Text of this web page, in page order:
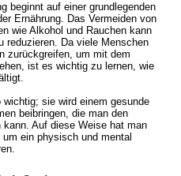
beginnt auf einer grundlegenden
Ernährung. Das Vermeiden von
wie Alkohol und Rauchen kann
reduzieren. Da viele Menschen
zurückgreifen, um mit dem
ist es wichtig zu lernen, wie
wichtig; sie wird einem gesunde
beibringen, die man den
kann. Auf diese Weise hat man
ein physisch und mental